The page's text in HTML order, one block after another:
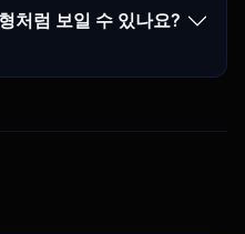
처럼 보일 수 있나요?